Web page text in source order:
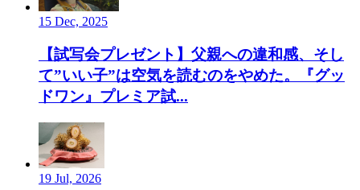
15 Dec, 2025
【試写会プレゼント】父親への違和感、そし
て”いい子”は空気を読むのをやめた。『グッ
ドワン』プレミア試...
19 Jul, 2026